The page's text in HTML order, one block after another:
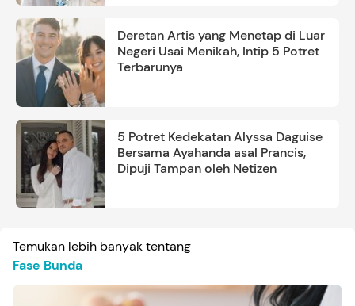
Deretan Artis yang Menetap di Luar
Negeri Usai Menikah, Intip 5 Potret
Terbarunya
5 Potret Kedekatan Alyssa Daguise
Bersama Ayahanda asal Prancis,
Dipuji Tampan oleh Netizen
Temukan lebih banyak tentang
Fase Bunda